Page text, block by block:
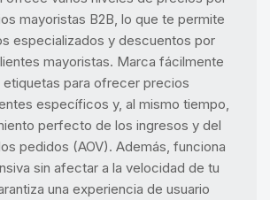
mayoristas B2B, lo que te permite
especializados y descuentos por
mayoristas. Marca fácilmente
para ofrecer precios
específicos y, al mismo tiempo,
perfecto de los ingresos y del
pedidos (AOV). Además, funciona
sin afectar a la velocidad de tu
una experiencia de usuario